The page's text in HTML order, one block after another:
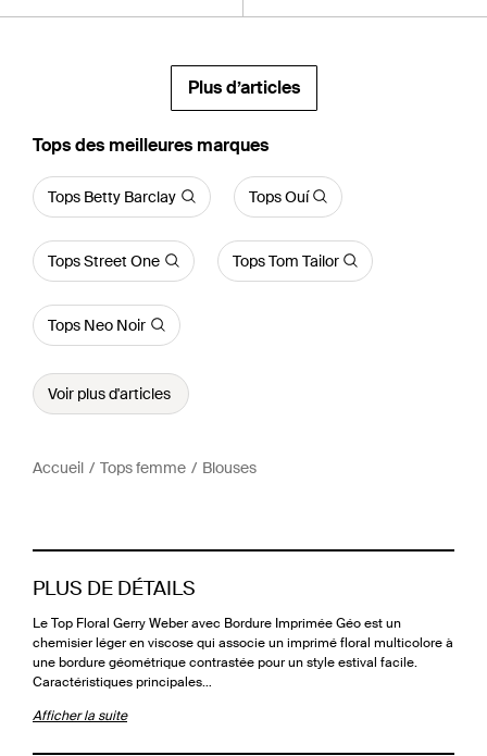
Plus d’articles
‪Tops‬ des meilleures marques
Tops Betty Barclay Tops Ouí
Tops Street One Tops Tom Tailor
Tops Neo Noir
Voir plus d'articles
Accueil Tops femme Blouses
PLUS DE DÉTAILS
Le Top Floral Gerry Weber avec Bordure Imprimée Géo est un
chemisier léger en viscose qui associe un imprimé floral multicolore à
une bordure géométrique contrastée pour un style estival facile.
Caractéristiques principales…
Afficher la suite